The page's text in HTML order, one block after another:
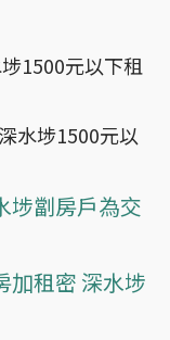
1500元以下租
水埗1500元以
埗劏房戶為交
加租密 深水埗